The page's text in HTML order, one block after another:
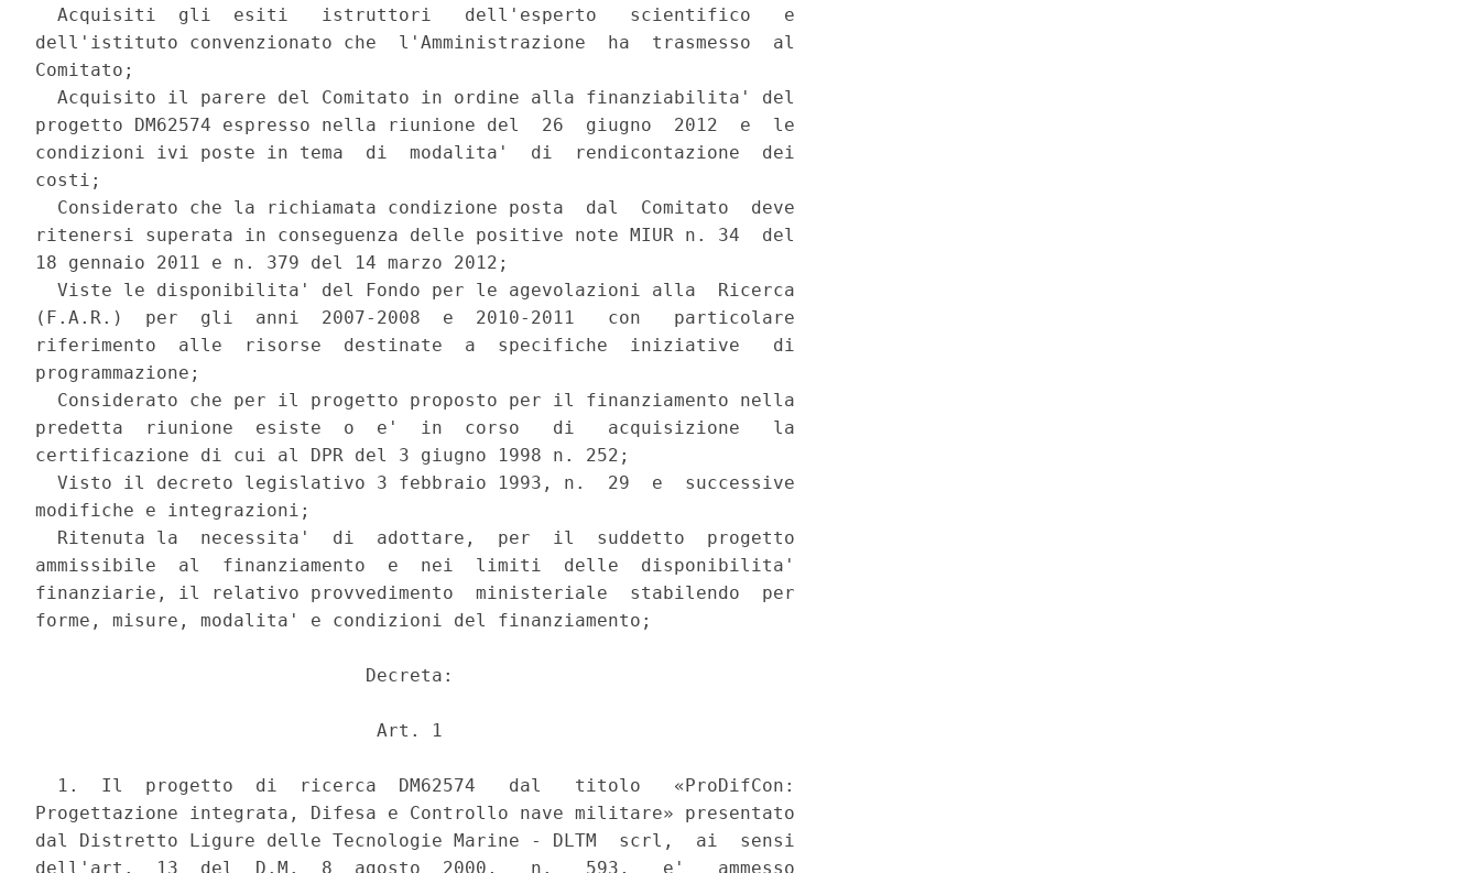
  Acquisiti  gli  esiti   istruttori   dell'esperto   scientifico   e
dell'istituto convenzionato che  l'Amministrazione  ha  trasmesso  al
Comitato;
  Acquisito il parere del Comitato in ordine alla finanziabilita' del
progetto DM62574 espresso nella riunione del  26  giugno  2012  e  le
condizioni ivi poste in tema  di  modalita'  di  rendicontazione  dei
costi;
  Considerato che la richiamata condizione posta  dal  Comitato  deve
ritenersi superata in conseguenza delle positive note MIUR n. 34  del
18 gennaio 2011 e n. 379 del 14 marzo 2012;
  Viste le disponibilita' del Fondo per le agevolazioni alla  Ricerca
(F.A.R.)  per  gli  anni  2007-2008  e  2010-2011   con   particolare
riferimento  alle  risorse  destinate  a  specifiche  iniziative   di
programmazione;
  Considerato che per il progetto proposto per il finanziamento nella
predetta  riunione  esiste  o  e'  in  corso   di   acquisizione   la
certificazione di cui al DPR del 3 giugno 1998 n. 252;
  Visto il decreto legislativo 3 febbraio 1993, n.  29  e  successive
modifiche e integrazioni;
  Ritenuta la  necessita'  di  adottare,  per  il  suddetto  progetto
ammissibile  al  finanziamento  e  nei  limiti  delle  disponibilita'
finanziarie, il relativo provvedimento  ministeriale  stabilendo  per
forme, misure, modalita' e condizioni del finanziamento;
                              Decreta:
                               Art. 1
  1.  Il  progetto  di  ricerca  DM62574   dal   titolo   «ProDifCon:
Progettazione integrata, Difesa e Controllo nave militare» presentato
dal Distretto Ligure delle Tecnologie Marine - DLTM  scrl,  ai  sensi
dell'art.  13  del  D.M.  8  agosto  2000,   n.   593,   e'   ammesso